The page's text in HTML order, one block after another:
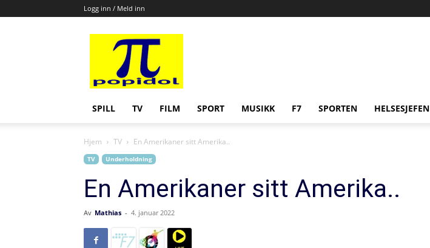
Logg inn / Meld inn
SPILL TV FILM SPORT MUSIKK F7 SPORTEN HELSESJEFEN
Hjem TV En Amerikaner sitt Amerika..
TV Underholdning
En Amerikaner sitt Amerika..
Av Mathias - 4. januar 2022